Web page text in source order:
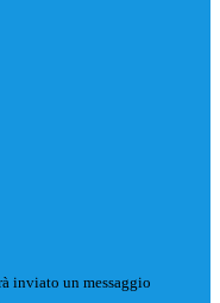
inviato un messaggio